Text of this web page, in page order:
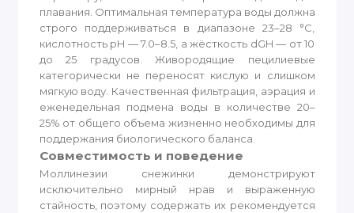
плавания. Оптимальная температура воды должна
строго поддерживаться в диапазоне 23–28 °C,
кислотность pH — 7.0–8.5, а жёсткость dGH — от 10
до 25 градусов. Живородящие пецилиевые
категорически не переносят кислую и слишком
мягкую воду. Качественная фильтрация, аэрация и
еженедельная подмена воды в количестве 20–
25% от общего объема жизненно необходимы для
поддержания биологического баланса.
Совместимость и поведение
Моллинезии снежинки демонстрируют
исключительно мирный нрав и выраженную
стайность, поэтому содержать их рекомендуется